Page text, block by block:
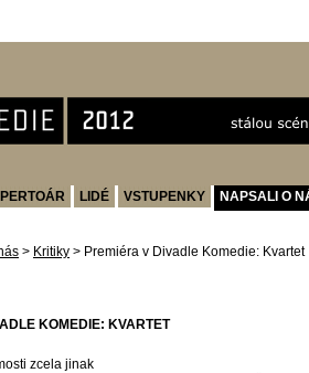
LIDÉ VSTUPENKY NAPSALI O
> Kritiky > Premiéra v Divadle Komedie: Kvartet
KOMEDIE: KVARTET
zcela jinak